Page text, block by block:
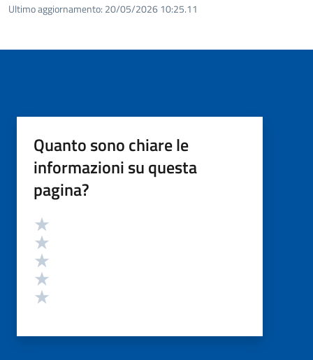
Ultimo aggiornamento: 20/05/2026 10:25.11
Quanto sono chiare le
informazioni su questa
pagina?
Valutazione